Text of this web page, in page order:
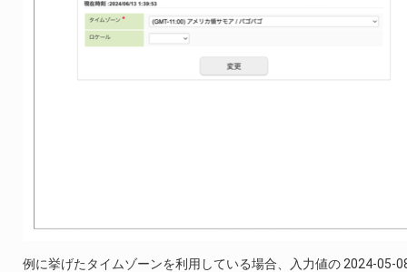
例に挙げたタイムゾーンを利用している場合、入力値の 2024-05-